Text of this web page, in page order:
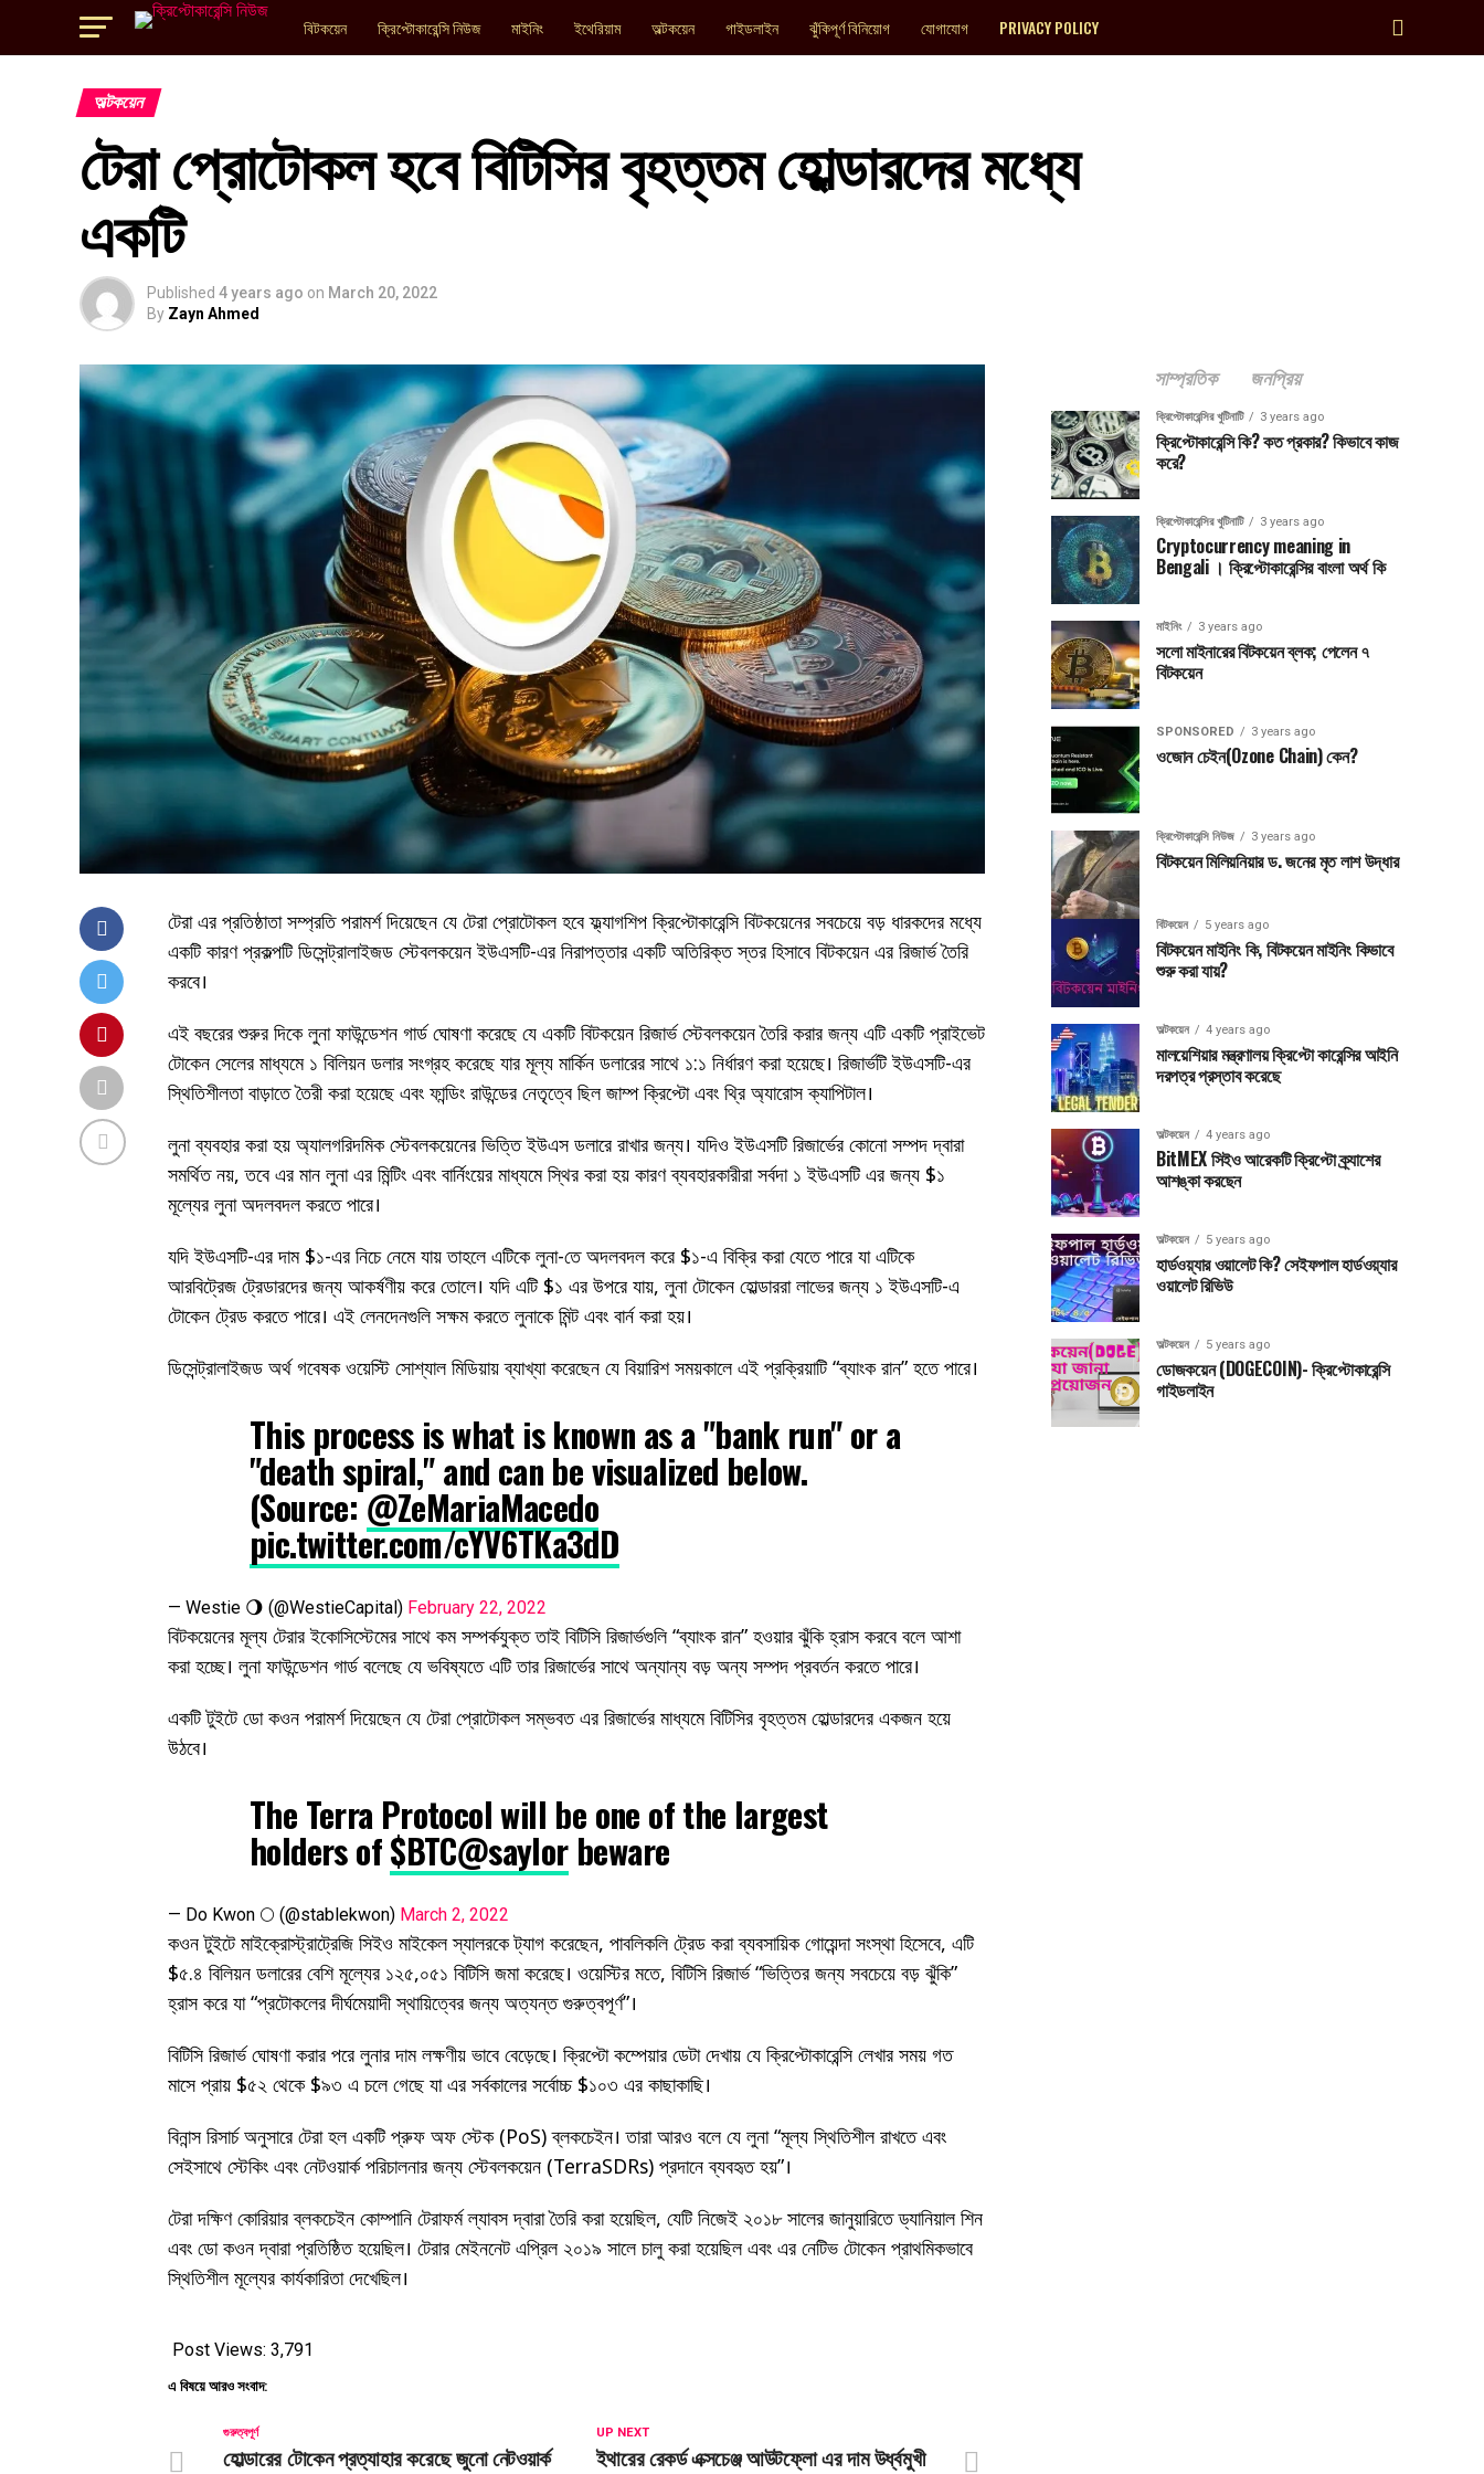
বিটকয়েন ক্রিপ্টোকারেন্সি নিউজ মাইনিং ইথেরিয়াম অল্টকয়েন গাইডলাইন ঝুঁকিপূর্ণ বিনিয়োগ যোগাযোগ PRIVACY POLICY
অল্টকয়েন
টেরা প্রোটোকল হবে বিটিসির বৃহত্তম হোল্ডারদের মধ্যে
একটি
Published 4 years ago on March 20, 2022
By Zayn Ahmed
টেরা এর প্রতিষ্ঠাতা সম্প্রতি পরামর্শ দিয়েছেন যে টেরা প্রোটোকল হবে ফ্ল্যাগশিপ ক্রিপ্টোকারেন্সি বিটকয়েনের সবচেয়ে বড় ধারকদের মধ্যে
একটি কারণ প্রকল্পটি ডিসেন্ট্রালাইজড স্টেবলকয়েন ইউএসটি-এর নিরাপত্তার একটি অতিরিক্ত স্তর হিসাবে বিটকয়েন এর রিজার্ভ তৈরি
করবে।
এই বছরের শুরুর দিকে লুনা ফাউন্ডেশন গার্ড ঘোষণা করেছে যে একটি বিটকয়েন রিজার্ভ স্টেবলকয়েন তৈরি করার জন্য এটি একটি প্রাইভেট
টোকেন সেলের মাধ্যমে ১ বিলিয়ন ডলার সংগ্রহ করেছে যার মূল্য মার্কিন ডলারের সাথে ১:১ নির্ধারণ করা হয়েছে। রিজার্ভটি ইউএসটি-এর
স্থিতিশীলতা বাড়াতে তৈরী করা হয়েছে এবং ফান্ডিং রাউন্ডের নেতৃত্বে ছিল জাম্প ক্রিপ্টো এবং থ্রি অ্যারোস ক্যাপিটাল।
লুনা ব্যবহার করা হয় অ্যালগরিদমিক স্টেবলকয়েনের ভিত্তি ইউএস ডলারে রাখার জন্য। যদিও ইউএসটি রিজার্ভের কোনো সম্পদ দ্বারা
সমর্থিত নয়, তবে এর মান লুনা এর মিন্টিং এবং বার্নিংয়ের মাধ্যমে স্থির করা হয় কারণ ব্যবহারকারীরা সর্বদা ১ ইউএসটি এর জন্য $১
মূল্যের লুনা অদলবদল করতে পারে।
যদি ইউএসটি-এর দাম $১-এর নিচে নেমে যায় তাহলে এটিকে লুনা-তে অদলবদল করে $১-এ বিক্রি করা যেতে পারে যা এটিকে
আরবিট্রেজ ট্রেডারদের জন্য আকর্ষণীয় করে তোলে। যদি এটি $১ এর উপরে যায়, লুনা টোকেন হোল্ডাররা লাভের জন্য ১ ইউএসটি-এ
টোকেন ট্রেড করতে পারে। এই লেনদেনগুলি সক্ষম করতে লুনাকে মিন্ট এবং বার্ন করা হয়।
ডিসেন্ট্রালাইজড অর্থ গবেষক ওয়েস্টি সোশ্যাল মিডিয়ায় ব্যাখ্যা করেছেন যে বিয়ারিশ সময়কালে এই প্রক্রিয়াটি “ব্যাংক রান” হতে পারে।
This process is what is known as a "bank run" or a
"death spiral," and can be visualized below.
(Source:@ZeMariaMacedo
pic.twitter.com/cYV6TKa3dD
— Westie 🌖 (@WestieCapital) February 22, 2022
বিটকয়েনের মূল্য টেরার ইকোসিস্টেমের সাথে কম সম্পর্কযুক্ত তাই বিটিসি রিজার্ভগুলি “ব্যাংক রান” হওয়ার ঝুঁকি হ্রাস করবে বলে আশা
করা হচ্ছে। লুনা ফাউন্ডেশন গার্ড বলেছে যে ভবিষ্যতে এটি তার রিজার্ভের সাথে অন্যান্য বড় অন্য সম্পদ প্রবর্তন করতে পারে।
একটি টুইটে ডো কওন পরামর্শ দিয়েছেন যে টেরা প্রোটোকল সম্ভবত এর রিজার্ভের মাধ্যমে বিটিসির বৃহত্তম হোল্ডারদের একজন হয়ে
উঠবে।
The Terra Protocol will be one of the largest
holders of$BTC@saylorbeware
— Do Kwon 🌕 (@stablekwon) March 2, 2022
কওন টুইটে মাইক্রোস্ট্রাট্রেজি সিইও মাইকেল স্যালরকে ট্যাগ করেছেন, পাবলিকলি ট্রেড করা ব্যবসায়িক গোয়েন্দা সংস্থা হিসেবে, এটি
$৫.৪ বিলিয়ন ডলারের বেশি মূল্যের ১২৫,০৫১ বিটিসি জমা করেছে। ওয়েস্টির মতে, বিটিসি রিজার্ভ “ভিত্তির জন্য সবচেয়ে বড় ঝুঁকি”
হ্রাস করে যা “প্রটোকলের দীর্ঘমেয়াদী স্থায়িত্বের জন্য অত্যন্ত গুরুত্বপূর্ণ”।
বিটিসি রিজার্ভ ঘোষণা করার পরে লুনার দাম লক্ষণীয় ভাবে বেড়েছে। ক্রিপ্টো কম্পেয়ার ডেটা দেখায় যে ক্রিপ্টোকারেন্সি লেখার সময় গত
মাসে প্রায় $৫২ থেকে $৯৩ এ চলে গেছে যা এর সর্বকালের সর্বোচ্চ $১০৩ এর কাছাকাছি।
বিনান্স রিসার্চ অনুসারে টেরা হল একটি প্রুফ অফ স্টেক (PoS) ব্লকচেইন। তারা আরও বলে যে লুনা “মূল্য স্থিতিশীল রাখতে এবং
সেইসাথে স্টেকিং এবং নেটওয়ার্ক পরিচালনার জন্য স্টেবলকয়েন (TerraSDRs) প্রদানে ব্যবহৃত হয়”।
টেরা দক্ষিণ কোরিয়ার ব্লকচেইন কোম্পানি টেরাফর্ম ল্যাবস দ্বারা তৈরি করা হয়েছিল, যেটি নিজেই ২০১৮ সালের জানুয়ারিতে ড্যানিয়াল শিন
এবং ডো কওন দ্বারা প্রতিষ্ঠিত হয়েছিল। টেরার মেইননেট এপ্রিল ২০১৯ সালে চালু করা হয়েছিল এবং এর নেটিভ টোকেন প্রাথমিকভাবে
স্থিতিশীল মূল্যের কার্যকারিতা দেখেছিল।
Post Views: 3,791
এ বিষয়ে আরও সংবাদ:
UP NEXT
ইথারের রেকর্ড এক্সচেঞ্জ আউটফ্লো এর দাম উর্ধ্বমুখী
গুরুত্বপূর্ণ
হোল্ডারের টোকেন প্রত্যাহার করেছে জুনো নেটওয়ার্ক
সাম্প্রতিক জনপ্রিয়
ক্রিপ্টোকারেন্সির খুটিনাটি 3 years ago
ক্রিপ্টোকারেন্সি কি? কত প্রকার? কিভাবে কাজ
করে?
ক্রিপ্টোকারেন্সির খুটিনাটি 3 years ago
Cryptocurrency meaning in
Bengali । ক্রিপ্টোকারেন্সির বাংলা অর্থ কি
মাইনিং 3 years ago
সলো মাইনারের বিটকয়েন ব্লক; পেলেন ৭
বিটকয়েন
SPONSORED 3 years ago
ওজোন চেইন(Ozone Chain) কেন?
ক্রিপ্টোকারেন্সি নিউজ 3 years ago
বিটকয়েন মিলিয়নিয়ার ড. জনের মৃত লাশ উদ্ধার
বিটকয়েন 5 years ago
বিটকয়েন মাইনিং কি, বিটকয়েন মাইনিং কিভাবে
শুরু করা যায়?
অল্টকয়েন 4 years ago
মালয়েশিয়ার মন্ত্রণালয় ক্রিপ্টো কারেন্সির আইনি
দরপত্র প্রস্তাব করেছে
অল্টকয়েন 4 years ago
BitMEX সিইও আরেকটি ক্রিপ্টো ক্র্যাশের
আশঙ্কা করছেন
অল্টকয়েন 5 years ago
হার্ডওয়্যার ওয়ালেট কি? সেইফপাল হার্ডওয়্যার
ওয়ালেট রিভিউ
অল্টকয়েন 5 years ago
ডোজকয়েন (DOGECOIN)- ক্রিপ্টোকারেন্সি
গাইডলাইন